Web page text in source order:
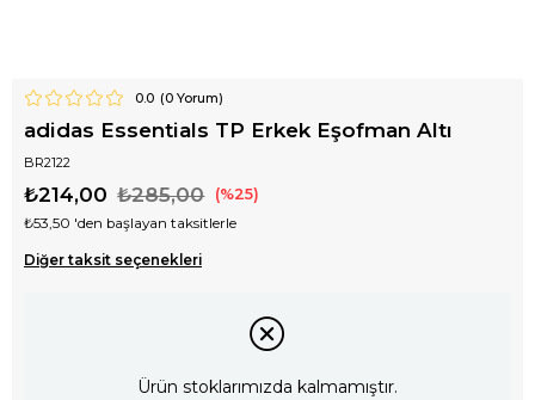
0.0 (0Yorum)
adidas Essentials TP Erkek Eşofman Altı
BR2122
₺285,00
₺214,00 25
₺53,50 'den başlayan taksitlerle
Diğer taksit seçenekleri
Ürün stoklarımızda kalmamıştır.